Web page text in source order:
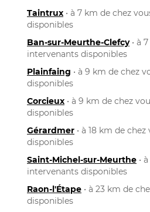
Taintrux • à 7 km de chez
disponibles
Ban-sur-Meurthe-Clefcy• à
intervenants disponibles
Plainfaing • à 9 km de chez
disponibles
Corcieux • à 9 km de chez
disponibles
Gérardmer • à 18 km de
disponibles
Saint-Michel-sur-Meurthe •
intervenants disponibles
Raon-l'Étape • à 23 km de
disponibles